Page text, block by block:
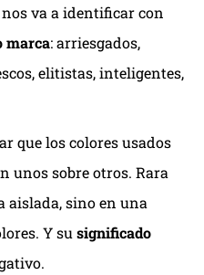
va a identificar con
marca: arriesgados,
elitistas, inteligentes,
que los colores usados
unos sobre otros. Rara
aislada, sino en una
Y su significado